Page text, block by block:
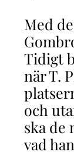
Med
Tidigt
när T.
och
ska de
vad